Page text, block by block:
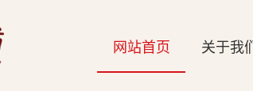
网站首页 关于我们